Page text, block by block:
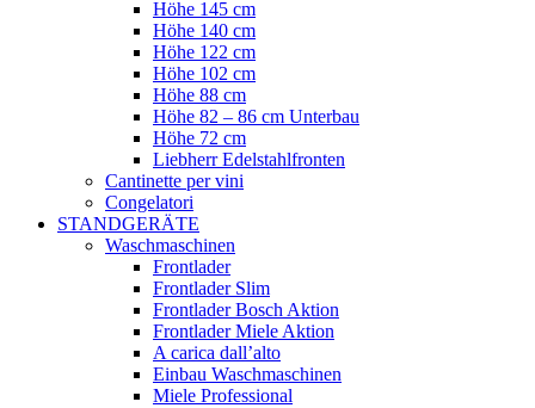
Höhe 145 cm
Höhe 140 cm
Höhe 122 cm
Höhe 102 cm
Höhe 88 cm
Höhe 82 – 86 cm Unterbau
Höhe 72 cm
Liebherr Edelstahlfronten
Cantinette per vini
Congelatori
STANDGERÄTE
Waschmaschinen
Frontlader
Frontlader Slim
Frontlader Bosch Aktion
Frontlader Miele Aktion
A carica dall’alto
Einbau Waschmaschinen
Miele Professional